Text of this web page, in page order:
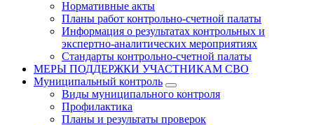
Нормативные акты
Планы работ контрольно-счетной палаты
Информация о результатах контрольных и
экспертно-аналитических мероприятиях
Стандарты контрольно-счетной палаты
МЕРЫ ПОДДЕРЖКИ УЧАСТНИКАМ СВО
Муниципальный контроль
Виды муниципального контроля
Профилактика
Планы и результаты проверок